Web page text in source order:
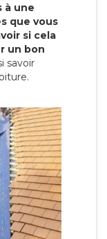
à une
que vous
si cela
un bon
savoir